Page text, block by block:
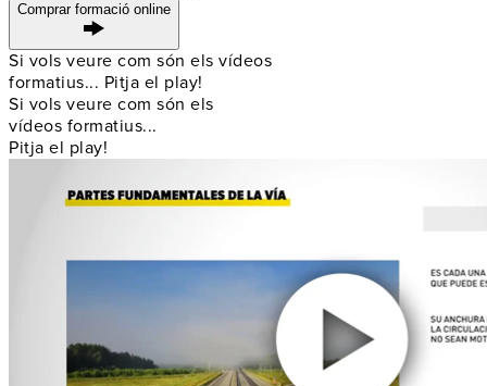
Comprar formació online
Si vols veure com són els vídeos
formatius... Pitja el play!
Si vols veure com són els
vídeos formatius...
Pitja el play!